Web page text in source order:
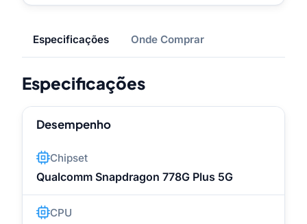
Especificações Onde Comprar
Especificações
Desempenho
Chipset
Qualcomm Snapdragon 778G Plus 5G
CPU